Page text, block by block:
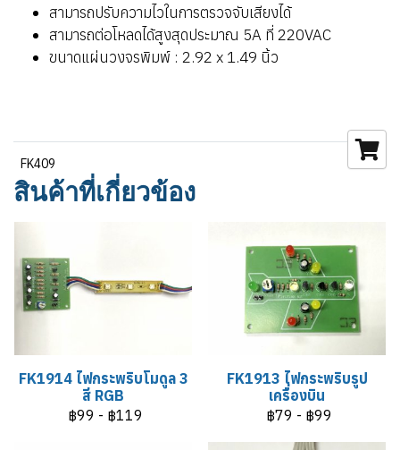
สามารถปรับความไวในการตรวจจับเสียงได้
สามารถต่อโหลดได้สูงสุดประมาณ 5A ที่ 220VAC
ขนาดแผ่นวงจรพิมพ์ : 2.92 x 1.49 นิ้ว
FK409
สินค้าที่เกี่ยวข้อง
FK1914 ไฟกระพริบโมดูล 3
สี RGB
฿99 - ฿119
FK1913 ไฟกระพริบรูป
เครื่องบิน
฿79 - ฿99